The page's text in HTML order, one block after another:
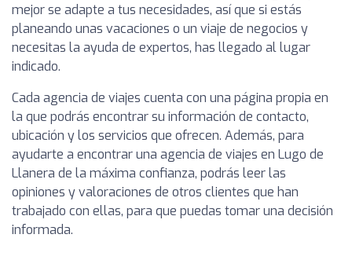
mejor se adapte a tus necesidades, así que si estás
planeando unas vacaciones o un viaje de negocios y
necesitas la ayuda de expertos, has llegado al lugar
indicado.
Cada agencia de viajes cuenta con una página propia en
la que podrás encontrar su información de contacto,
ubicación y los servicios que ofrecen. Además, para
ayudarte a encontrar una agencia de viajes en Lugo de
Llanera de la máxima confianza, podrás leer las
opiniones y valoraciones de otros clientes que han
trabajado con ellas, para que puedas tomar una decisión
informada.